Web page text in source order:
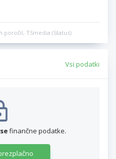
poročil, TSmedia (Status)
Vsi podatki
finančne podatke.